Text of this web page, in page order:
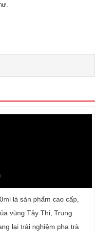
là sản phẩm cao cấp,
vùng Tây Thi, Trung
lại trải nghiệm pha trà